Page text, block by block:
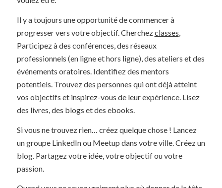
Il y a toujours une opportunité de commencer à
progresser vers votre objectif. Cherchezclasses,
Participez à des conférences, des réseaux
professionnels (en ligne et hors ligne), des ateliers et des
événements oratoires. Identifiez des mentors
potentiels. Trouvez des personnes qui ont déjà atteint
vos objectifs et inspirez-vous de leur expérience. Lisez
des livres, des blogs et des ebooks.
Si vous ne trouvez rien… créez quelque chose ! Lancez
un groupe LinkedIn ou Meetup dans votre ville. Créez un
blog. Partagez votre idée, votre objectif ou votre
passion.